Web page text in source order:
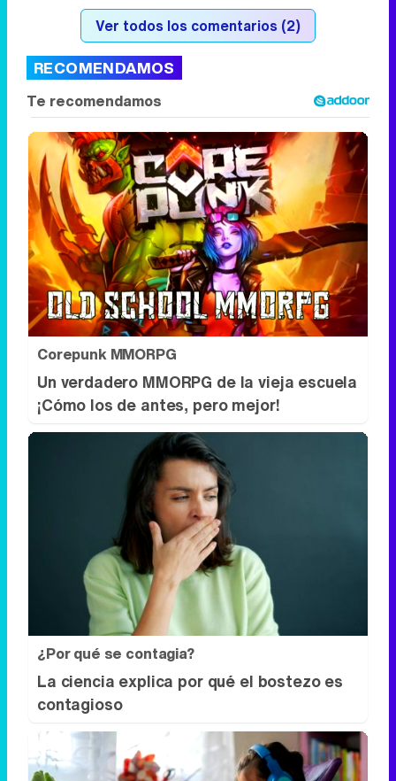
Ver todos los comentarios (2)
RECOMENDAMOS
Corepunk MMORPG
Un verdadero MMORPG de la vieja escuela
¡Cómo los de antes, pero mejor!
¿Por qué se contagia?
La ciencia explica por qué el bostezo es
contagioso